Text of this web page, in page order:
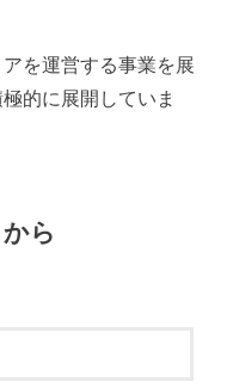
を運営する事業を展
的に展開していま
ら